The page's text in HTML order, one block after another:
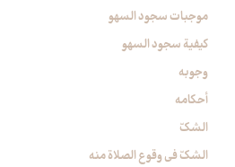
موجبات سجود السهو
كيفية سجود السهو
وجوبه
أحكامه
الشكّ‏
الشكّ في وقوع الصلاة منه‏